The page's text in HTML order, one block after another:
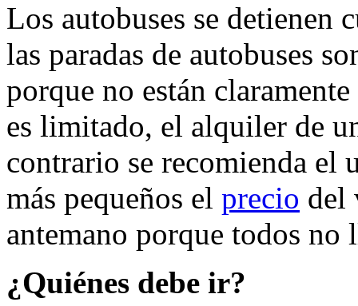
Los autobuses se detienen
las paradas de autobuses
porque no están
es limitado, el alquiler de
contrario se recomienda el
más pequeños el precio del
antemano porque todos
¿Quiénes debe ir?